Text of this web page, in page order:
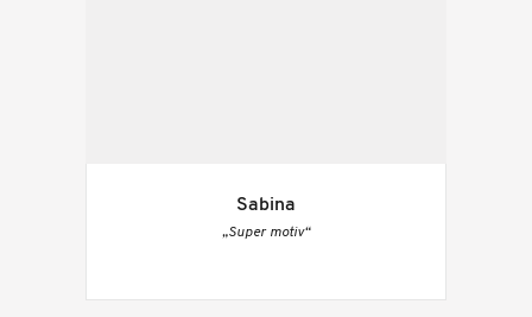
Sabina
„Super motiv“